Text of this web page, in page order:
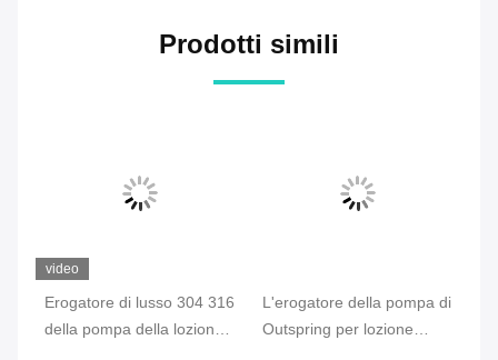
Prodotti simili
video
Erogatore di lusso 304 316
della pompa della lozione
L'erogatore della pompa di
Outspring per lozione